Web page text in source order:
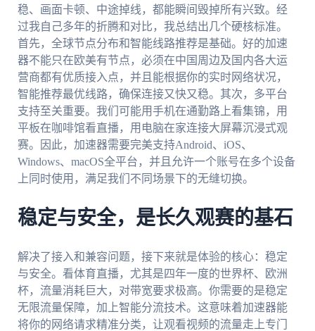
稳、画面卡顿、中途掉线，都能瞬间毁掉所有兴致。经
过我自己多年的折腾和对比，我总结出几个硬核标准。
首先，全球节点分布和智能线路推荐是基础。好的加速
器不能只在欧美有节点，必须在中国周边及国内各大运
营商都有优质接入点，并且能根据你的实时网络状况，
智能推荐最优线路，确保连接又快又稳。其次，多平台
支持至关重要。我们可能用手机在通勤路上看集锦，用
平板在咖啡馆看直播，用电脑在家连接大屏幕沉浸式观
赛。因此，加速器需要完美支持Android、iOS、
Windows、macOS全平台，并且允许一个账号在多个设备
上同时使用，满足我们不同场景下的无缝切换。
稳定与安全，是长久观赛的基石
解决了接入和兼容问题，接下来就是体验的核心：稳定
与安全。看体育直播，尤其是四年一度的世界杯、欧洲
杯，流量消耗巨大，对带宽要求极高。你需要的是稳定
无限流量保障，加上智能分流技术。这意味着加速器能
将你的网络请求精准分类，让观看视频的流量走上专门